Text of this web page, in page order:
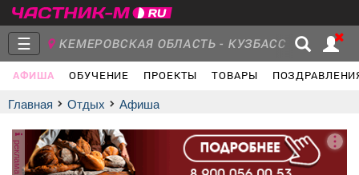
☰ КЕМЕРОВСКАЯ ОБЛАСТЬ - КУЗБАСС
АФИША ОБУЧЕНИЕ ПРОЕКТЫ ТОВАРЫ
Главная
Группы
Главная Отдых афиша
реклама